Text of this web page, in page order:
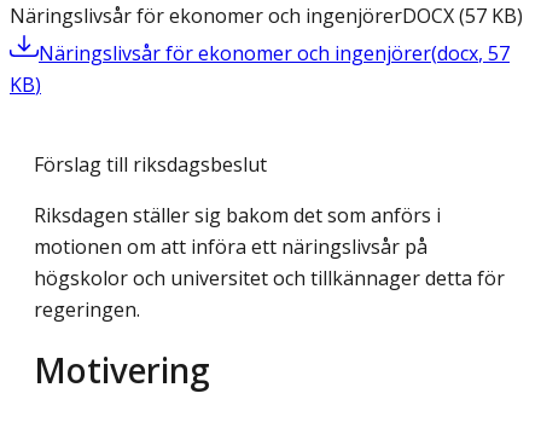
Näringslivsår för ekonomer och ingenjörerDOCX(57 KB)
Näringslivsår för ekonomer och ingenjörer(docx, 57
KB)
Förslag till riksdagsbeslut
Riksdagen ställer sig bakom det som anförs i
motionen om att införa ett näringslivsår på
högskolor och universitet och tillkännager detta för
regeringen.
Motivering